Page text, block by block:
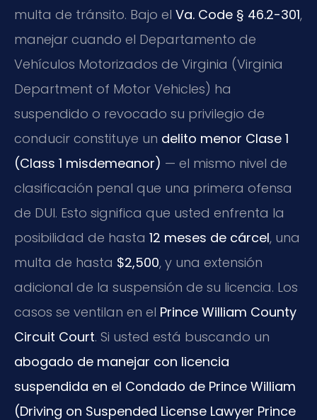
multa de tránsito. Bajo el Va. Code § 46.2-301,
manejar cuando el Departamento de
Vehículos Motorizados de Virginia (Virginia
Department of Motor Vehicles) ha
suspendido o revocado su privilegio de
conducir constituye un delito menor Clase 1
(Class 1 misdemeanor) — el mismo nivel de
clasificación penal que una primera ofensa
de DUI. Esto significa que usted enfrenta la
posibilidad de hasta 12 meses de cárcel, una
multa de hasta $2,500, y una extensión
adicional de la suspensión de su licencia. Los
casos se ventilan en el Prince William County
Circuit Court. Si usted está buscando un
abogado de manejar con licencia
suspendida en el Condado de Prince William
(Driving on Suspended License Lawyer Prince